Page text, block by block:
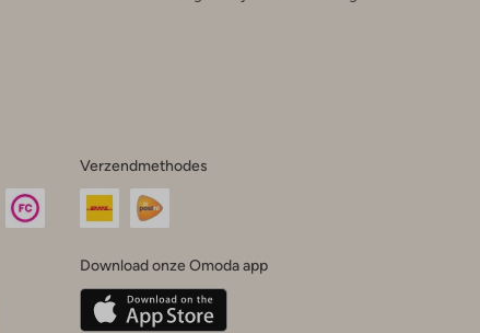
Verzendmethodes
Download onze Omoda app